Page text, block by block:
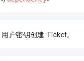
用户密钥创建 Ticket。